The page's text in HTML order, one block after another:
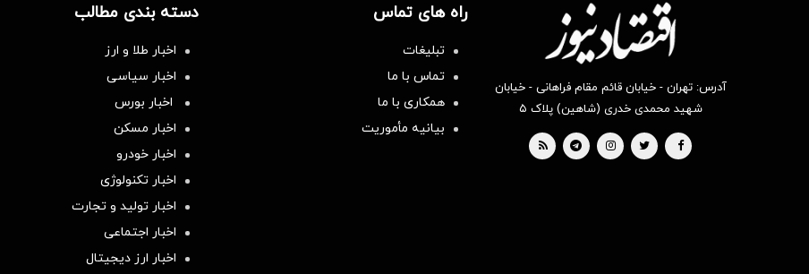
آدرس: تهران - خیابان قائم مقام فراهانی - خیابان
شهید محمدی خدری (شاهین) پلاک ۵
راه های تماس
تبلیغات
تماس با ما
همکاری با ما
بیانیه مأموریت
دسته بندی مطالب
اخبار طلا و ارز
اخبار سیاسی
اخبار بورس
اخبار مسکن
اخبار خودرو
اخبار تکنولوژی
اخبار تولید و تجارت
اخبار اجتماعی
اخبار ارز دیجیتال